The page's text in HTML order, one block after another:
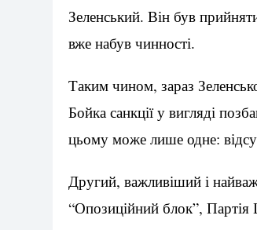
Зеленський. Він був
вже набув чинності.
Таким чином, зараз
Бойка санкції у вигляді
цьому може лише одне:
Другий, важливіший і
“Опозиційний блок”, Партія